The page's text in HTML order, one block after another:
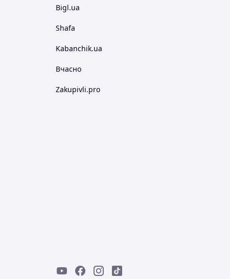
Bigl.ua
Shafa
Kabanchik.ua
Вчасно
Zakupivli.pro